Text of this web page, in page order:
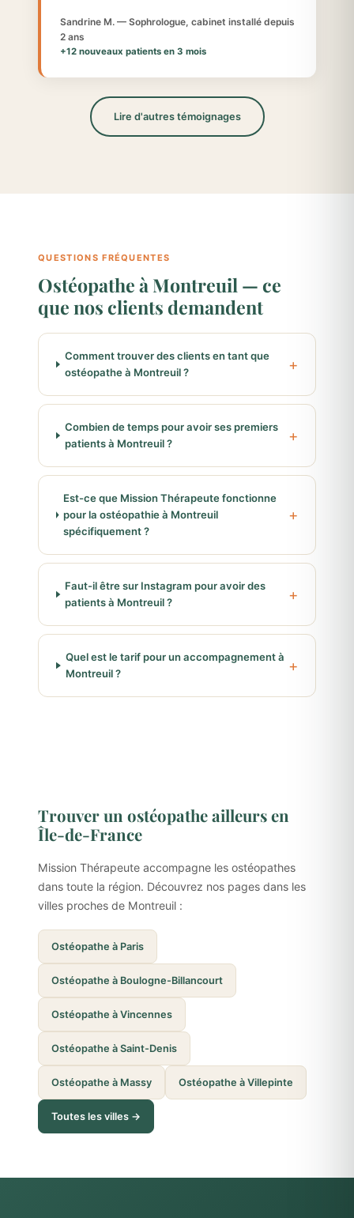
Sandrine M. — Sophrologue, cabinet installé depuis
2 ans
+12 nouveaux patients en 3 mois
Lire d'autres témoignages
QUESTIONS FRÉQUENTES
Ostéopathe à Montreuil — ce
que nos clients demandent
Comment trouver des clients en tant que
ostéopathe à Montreuil ?
Combien de temps pour avoir ses premiers
patients à Montreuil ?
Est-ce que Mission Thérapeute fonctionne
pour la ostéopathie à Montreuil
spécifiquement ?
Faut-il être sur Instagram pour avoir des
patients à Montreuil ?
Quel est le tarif pour un accompagnement à
Montreuil ?
Trouver un ostéopathe ailleurs en
Île-de-France
Mission Thérapeute accompagne les ostéopathes
dans toute la région. Découvrez nos pages dans les
villes proches de Montreuil :
Ostéopathe à Paris
Ostéopathe à Boulogne-Billancourt
Ostéopathe à Vincennes
Ostéopathe à Saint-Denis
Ostéopathe à Massy Ostéopathe à Villepinte
Toutes les villes →